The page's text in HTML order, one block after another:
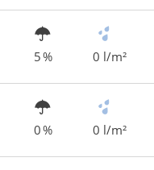
5 % 0 l/m²
0 % 0 l/m²